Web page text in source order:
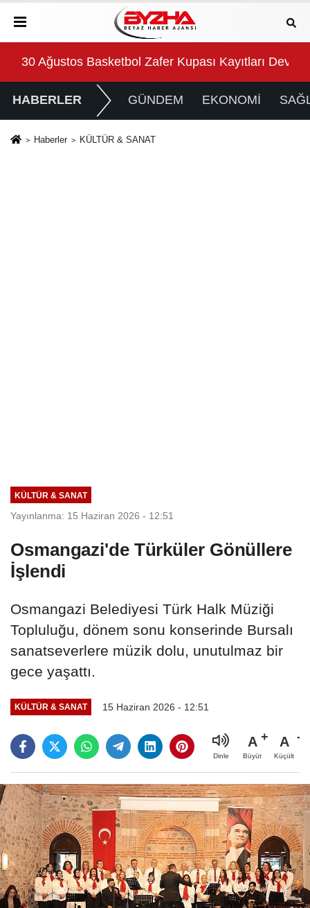
Devam Ediyor
Başkan Topaloğlu’nun duyarlılığı takdir topladı
HABERLER GÜNDEM EKONOMİ
Haberler KÜLTÜR & SANAT
KÜLTÜR & SANAT
Yayınlanma: 15 Haziran 2026 - 12:51
Osmangazi'de Türküler Gönüllere
İşlendi
Osmangazi Belediyesi Türk Halk Müziği
Topluluğu, dönem sonu konserinde Bursalı
sanatseverlere müzik dolu, unutulmaz bir
gece yaşattı.
KÜLTÜR & SANAT 15 Haziran 2026 - 12:51
Dinle
A
Büyüt
A
Küçült